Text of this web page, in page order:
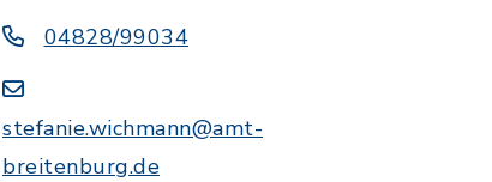
04828/99034
stefanie.wichmann@amt-
breitenburg.de